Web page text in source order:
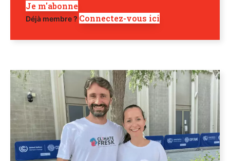
Je m'abonne
Déjà membre ? Connectez-vous ici